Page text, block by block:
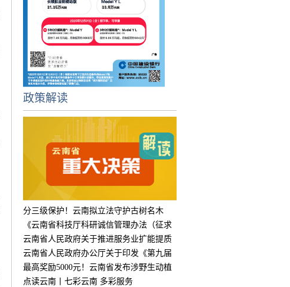
政策解读
分三级保护！云南拟立法守护古树名木
《云南省科技厅科研诚信管理办法（征求
意见
云南省人民政府关于推进服务业扩能提质
的实
云南省人民政府办公厅关于印发《第九届
中国
最高奖励5000元！云南省发布涉野生动植
物违
点读云南丨七彩云南 多彩服务